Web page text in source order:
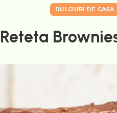
DULCIURI DE CASA
Reteta